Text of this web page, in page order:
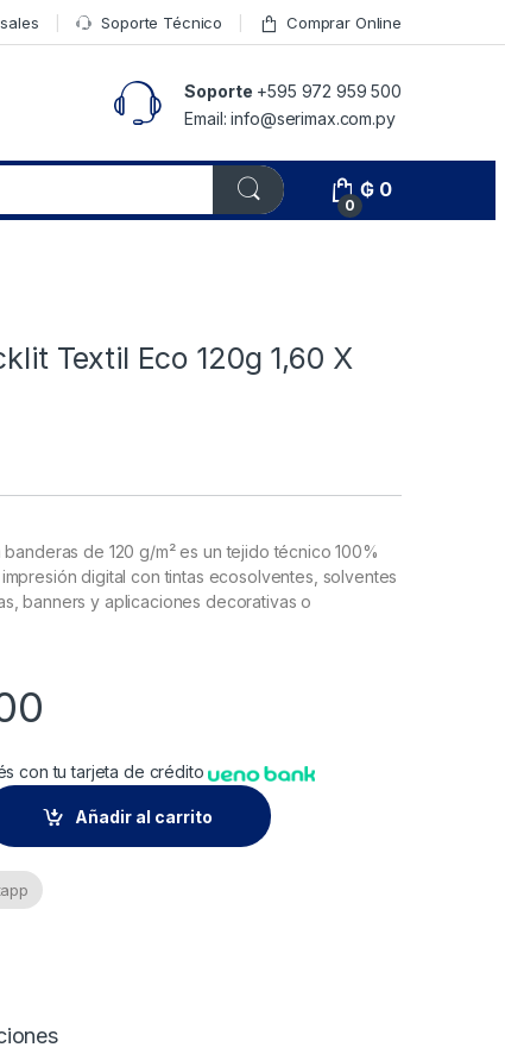
Soporte Técnico Comprar Online
Soporte +595 972 959 500
Email: info@serimax.com.py
0
₲ 0
Textil Eco 120g 1,60 X
de 120 g/m² es un tejido técnico 100%
digital con tintas ecosolventes, solventes
banners y aplicaciones decorativas o
con tu tarjeta de crédito
120g 1,60 X 50m Xrl quantity
Añadir al carrito